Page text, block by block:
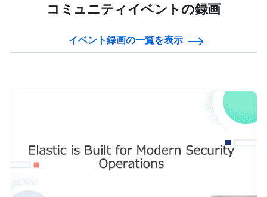
コミュニティイベントの録画
イベント録画の一覧を表示